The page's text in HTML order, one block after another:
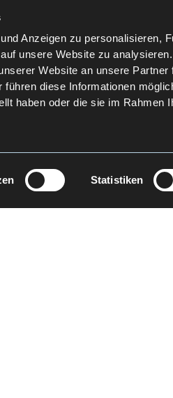
Anzeigen zu personalisieren,
unsere Website zu
Website an unsere
führen diese Informationen
haben oder die sie im Rahmen
Statistiken